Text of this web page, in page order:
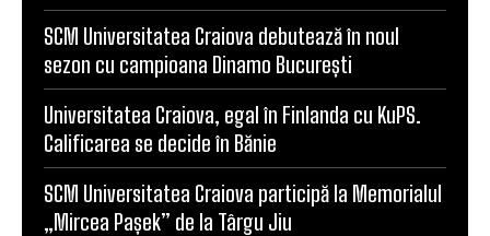
SCM Universitatea Craiova debutează în noul
sezon cu campioana Dinamo București
Universitatea Craiova, egal în Finlanda cu KuPS.
Calificarea se decide în Bănie
SCM Universitatea Craiova participă la Memorialul
„Mircea Pașek” de la Târgu Jiu